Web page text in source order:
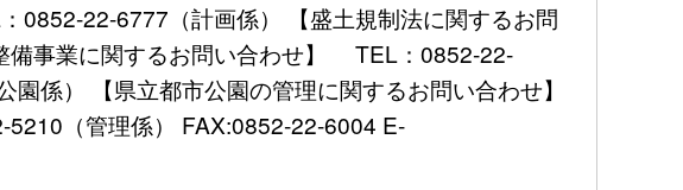
22-6777（計画係） 【盛土規制法に関するお問
事業に関するお問い合わせ】 TEL：0852-22-
係） 【県立都市公園の管理に関するお問い合わせ】
（管理係） FAX:0852-22-6004 E-